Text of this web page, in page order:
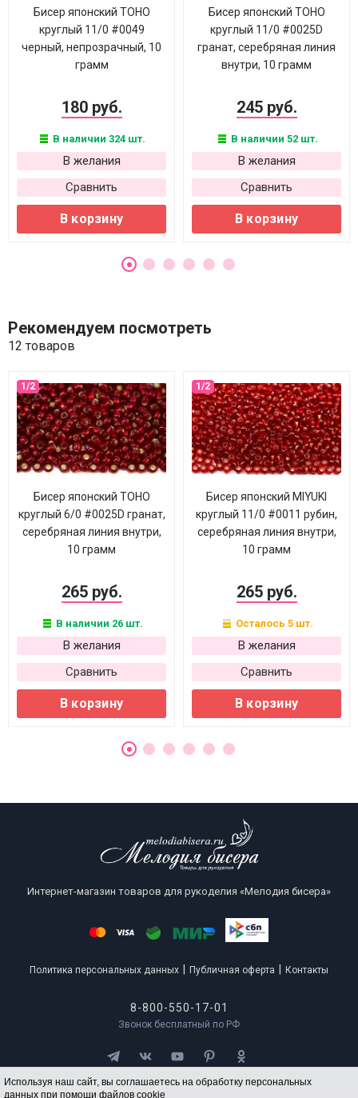
Используя наш сайт, вы соглашаетесь на обработку персональных
данных при помощи файлов cookie
Бисер японский TOHO
круглый 11/0 #0049
черный, непрозрачный, 10
грамм
180 руб.
В наличии 324 шт.
В желания
Сравнить
В корзину
Бисер японский TOHO
круглый 11/0 #0025D
гранат, серебряная линия
внутри, 10 грамм
245 руб.
В наличии 52 шт.
В желания
Сравнить
В корзину
Рекомендуем посмотреть
12 товаров
Бисер японский TOHO
круглый 6/0 #0025D гранат,
серебряная линия внутри,
10 грамм
265 руб.
В наличии 26 шт.
В желания
Сравнить
В корзину
Бисер японский MIYUKI
круглый 11/0 #0011 рубин,
серебряная линия внутри,
10 грамм
265 руб.
Осталось 5 шт.
В желания
Сравнить
В корзину
Интернет-магазин товаров для рукоделия «Мелодия бисера»
Политика персональных данных Публичная оферта Контакты
8-800-550-17-01
Звонок бесплатный по РФ